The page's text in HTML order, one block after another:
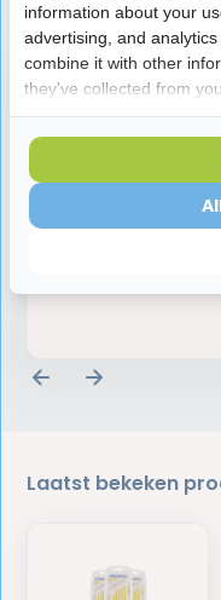
Interprox Gel |
Laatst bekeken
information about your
advertising, and
combine it with other
they've collected from